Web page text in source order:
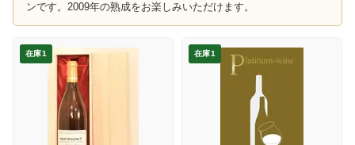
ンです。2009年の熟成をお楽しみいただけます。
在庫1 在庫1